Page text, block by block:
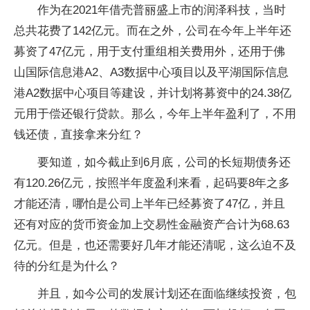
作为在2021年借壳普丽盛上市的润泽科技，当时
总共花费了142亿元。而在之外，公司在今年上半年还
募资了47亿元，用于支付重组相关费用外，还用于佛
山国际信息港A2、A3数据中心项目以及平湖国际信息
港A2数据中心项目等建设，并计划将募资中的24.38亿
元用于偿还银行贷款。那么，今年上半年盈利了，不用
钱还债，直接拿来分红？
要知道，如今截止到6月底，公司的长短期债务还
有120.26亿元，按照半年度盈利来看，起码要8年之多
才能还清，哪怕是公司上半年已经募资了47亿，并且
还有对应的货币资金加上交易性金融资产合计为68.63
亿元。但是，也还需要好几年才能还清呢，这么迫不及
待的分红是为什么？
并且，如今公司的发展计划还在面临继续投资，包